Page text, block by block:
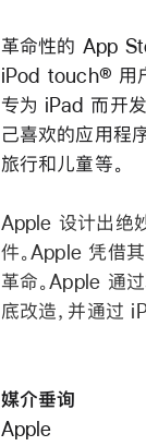
革命性的 App
iPod touch® 用
专为 iPad 而开
己喜欢的应用程
旅行和儿童等。
Apple 设计出绝
件。Apple 凭借
革命。Apple 通
底改造，并通过
媒介垂询
Apple